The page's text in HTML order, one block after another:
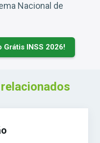
Nacional de
Grátis INSS 2026!